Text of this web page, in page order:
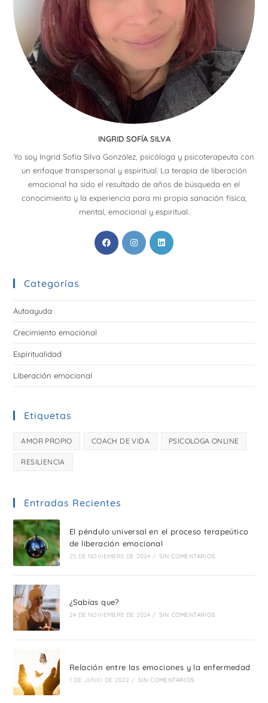
INGRID SOFÍA SILVA
Yo soy Ingrid Sofía Silva González, psicóloga y psicoterapeuta con
un enfoque transpersonal y espiritual. La terapia de liberación
emocional ha sido el resultado de años de búsqueda en el
conocimiento y la experiencia para mi propia sanación física,
mental, emocional y espiritual.
Categorías
Autoayuda
Crecimiento emocional
Espiritualidad
Liberación emocional
Etiquetas
AMOR PROPIO COACH DE VIDA PSICOLOGA ONLINE
RESILIENCIA
Entradas Recientes
El péndulo universal en el proceso terapeútico
de liberación emocional
25 DE NOVIEMBRE DE 2024 / SIN COMENTARIOS
¿Sabías que?
24 DE NOVIEMBRE DE 2024 / SIN COMENTARIOS
Relación entre las emociones y la enfermedad
1 DE JUNIO DE 2022 / SIN COMENTARIOS